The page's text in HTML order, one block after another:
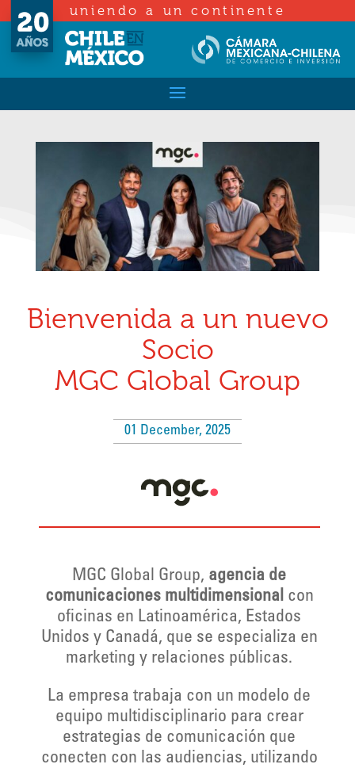
uniendo a un continente
Bienvenida a un nuevo
Socio
MGC Global Group
01 December, 2025
MGC Global Group, agencia de
comunicaciones multidimensionalcon
oficinas en Latinoamérica, Estados
Unidos y Canadá, que se especializa en
marketing y relaciones públicas.
La empresa trabaja con un modelo de
equipo multidisciplinario para crear
estrategias de comunicación que
conecten con las audiencias, utilizando